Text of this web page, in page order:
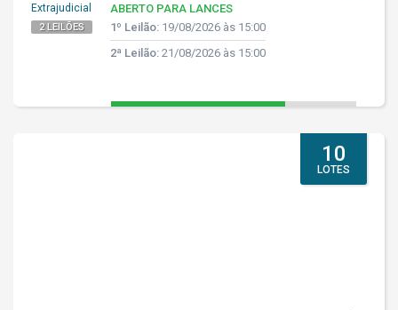
Extrajudicial
2 LEILÕES
ABERTO PARA LANCES
1º Leilão: 19/08/2026 às 15:00
2ª Leilão: 21/08/2026 às 15:00
10
LOTES